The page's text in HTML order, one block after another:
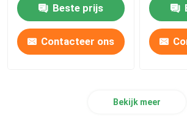
Schroeftransportband
Beste prijs
Contacteer ons
Bekijk meer